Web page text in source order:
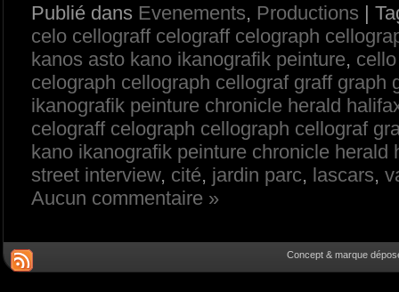
Publié dans Evenements, Productions |
celo cellograff celograff celograph
kanos asto kano ikanografik peinture,
celograph cellograph cellograf graff graph
ikanografik peinture chronicle herald
celograff celograph cellograph cellograf
kano ikanografik peinture chronicle
street interview, cité, jardin parc, lascars,
Aucun commentaire »
Concept & marque